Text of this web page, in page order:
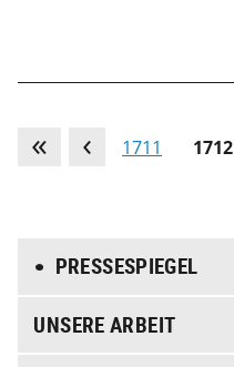
… 1711 1712
PRESSESPIEGEL
UNSERE ARBEIT